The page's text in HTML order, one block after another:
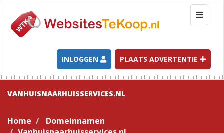
T
o
g
l
e
n
INLOGGEN PLAATS ADVERTENTIE
VANHUISNAARHUISSERVICES.NL
Home
Domeinnamen